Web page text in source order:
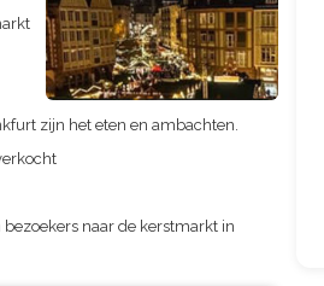
zijn het eten en ambachten.
naar de kerstmarkt in